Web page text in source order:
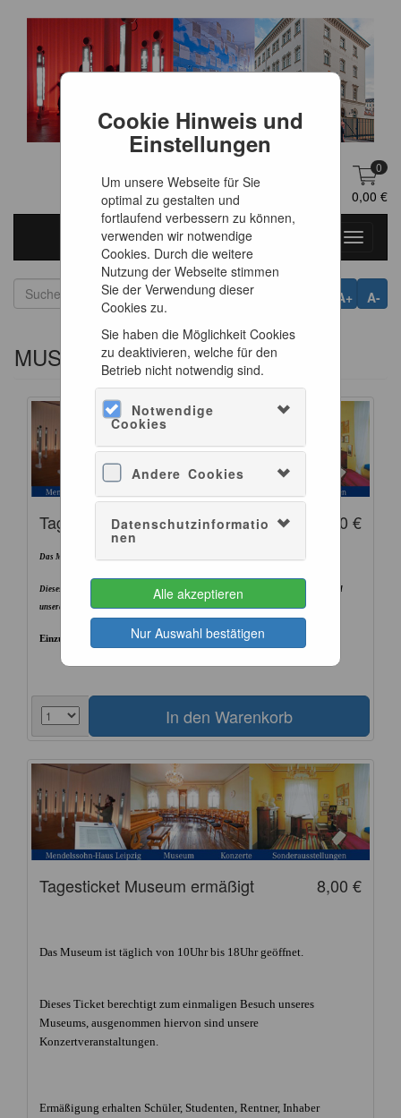
Cookie Hinweis und
Einstellungen
Um unsere Webseite für Sie
optimal zu gestalten und
fortlaufend verbessern zu können,
verwenden wir notwendige
Cookies. Durch die weitere
Nutzung der Webseite stimmen
Sie der Verwendung dieser
Cookies zu.
Sie haben die Möglichkeit Cookies
zu deaktivieren, welche für den
Betrieb nicht notwendig sind.
Notwendige
Cookies
Andere Cookies
Datenschutzinformatio
nen
Alle akzeptieren
Nur Auswahl bestätigen
DE
0
0,00 €
Toggle
A-
A+
MUSEUM
10,00 €
Tagesticket Museum Vollpreis
Das Museum ist täglich von 10Uhr bis 18Uhr geöffnet.
Dieses Ticket berechtigt zum einmaligen Besuch unseres Museums, ausgenommen sind
unsere Konzertveranstaltungen.
Einzulösen innerhalb von 10 Tagen.
8,00 €
Tagesticket Museum ermäßigt
Das Museum ist täglich von 10Uhr bis 18Uhr geöffnet.
Dieses Ticket berechtigt zum einmaligen Besuch unseres
Museums, ausgenommen hiervon sind unsere
Konzertveranstaltungen.
Ermäßigung erhalten Schüler, Studenten, Rentner, Inhaber